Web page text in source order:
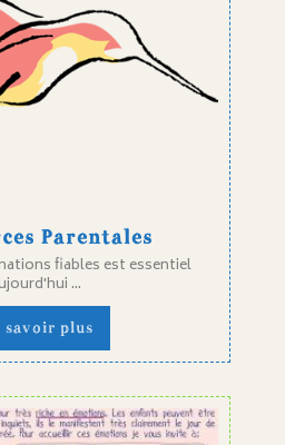
Parentales
fiables est essentiel
...
savoir plus